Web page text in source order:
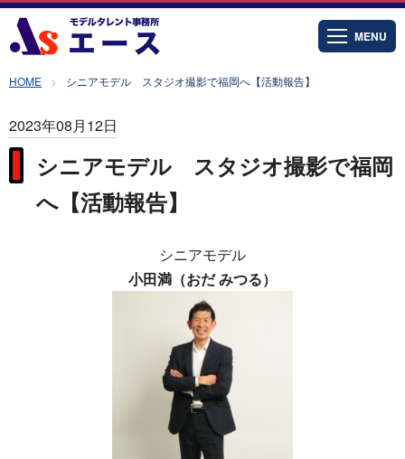
MENU
HOME シニアモデル スタジオ撮影で福岡へ【活動報告】
2023年08月12日
シニアモデル スタジオ撮影で福岡
へ【活動報告】
シニアモデル
小田満（おだ みつる）